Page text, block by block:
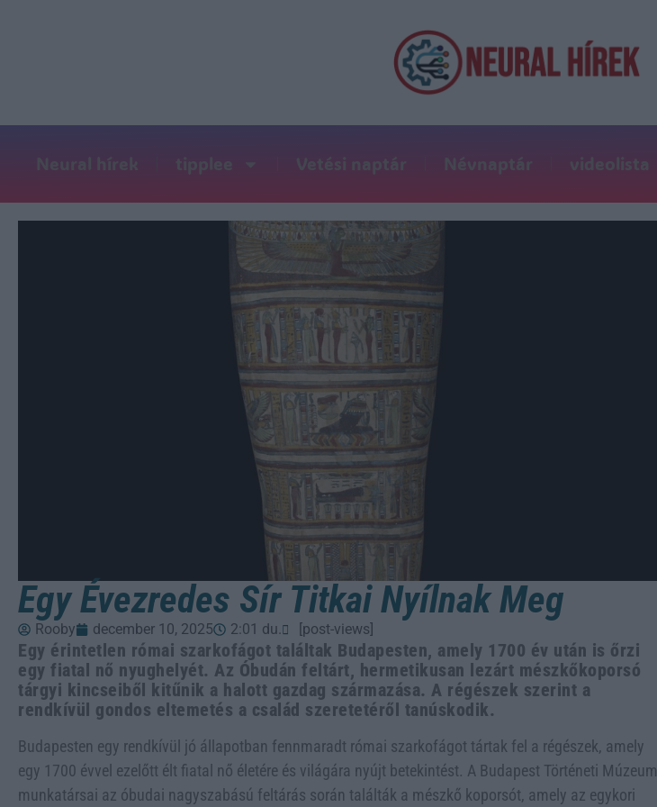
Neural hírek tipplee Vetési naptár Névnaptár videolista
Egy Évezredes Sír Titkai Nyílnak Meg
Rooby december 10, 2025 2:01 du. [post-views]
Egy érintetlen római szarkofágot találtak Budapesten, amely 1700 év után is őrzi
egy fiatal nő nyughelyét. Az Óbudán feltárt, hermetikusan lezárt mészkőkoporsó
tárgyi kincseiből kitűnik a halott gazdag származása. A régészek szerint a
rendkívül gondos eltemetés a család szeretetéről tanúskodik.
Budapesten egy rendkívül jó állapotban fennmaradt római szarkofágot tártak fel a régészek, amely
egy 1700 évvel ezelőtt élt fiatal nő életére és világára nyújt betekintést. A Budapest Történeti Múzeum
munkatársai az óbudai nagyszabású feltárás során találták a mészkő koporsót, amely az egykori